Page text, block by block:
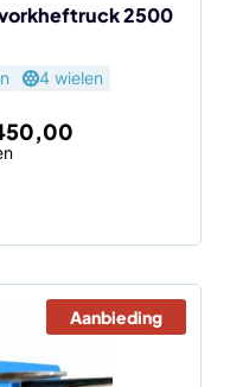
vorkheftruck 2500
4 wielen
Aanbieding